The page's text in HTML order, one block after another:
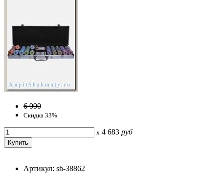
6 990
Скидка 33%
x 4 683 руб
Артикул: sh-38862